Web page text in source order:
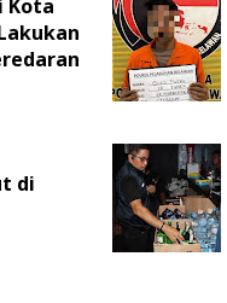
Kota
di